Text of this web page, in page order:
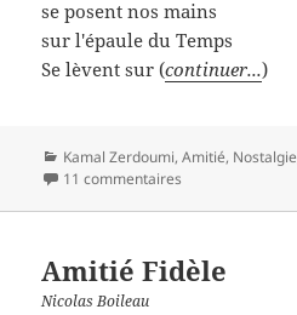
se posent nos mains
sur l'épaule du Temps
Se lèvent sur (continuer...)
Catégories
Kamal Zerdoumi,Amitié, Nostalgie
11 commentaires
Amitié Fidèle
Nicolas Boileau